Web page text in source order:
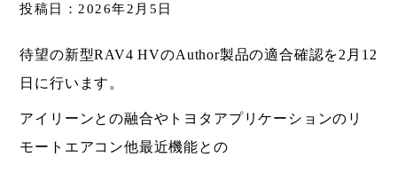
Contact
投稿日：2026年2月5日
待望の新型RAV4 HVのAuthor製品の適合確認を2月12
日に行います。
アイリーンとの融合やトヨタアプリケーションのリ
モートエアコン他最近機能との